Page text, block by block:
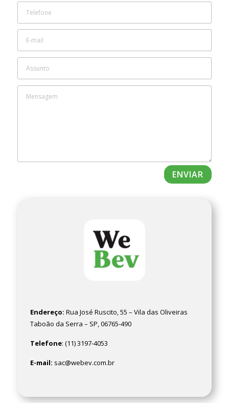
ENVIAR
Endereço: Rua José Ruscito, 55 – Vila das Oliveiras
Taboão da Serra – SP, 06765-490
Telefone: (11) 3197-4053
E-mail: sac@webev.com.br